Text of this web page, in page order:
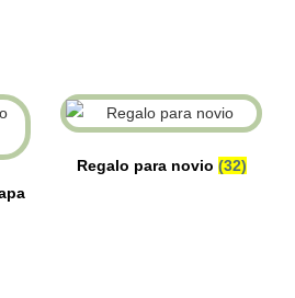
Regalo para novio (32)